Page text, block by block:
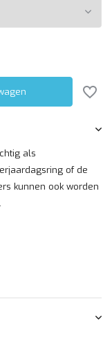
als
of de
kunnen ook worden